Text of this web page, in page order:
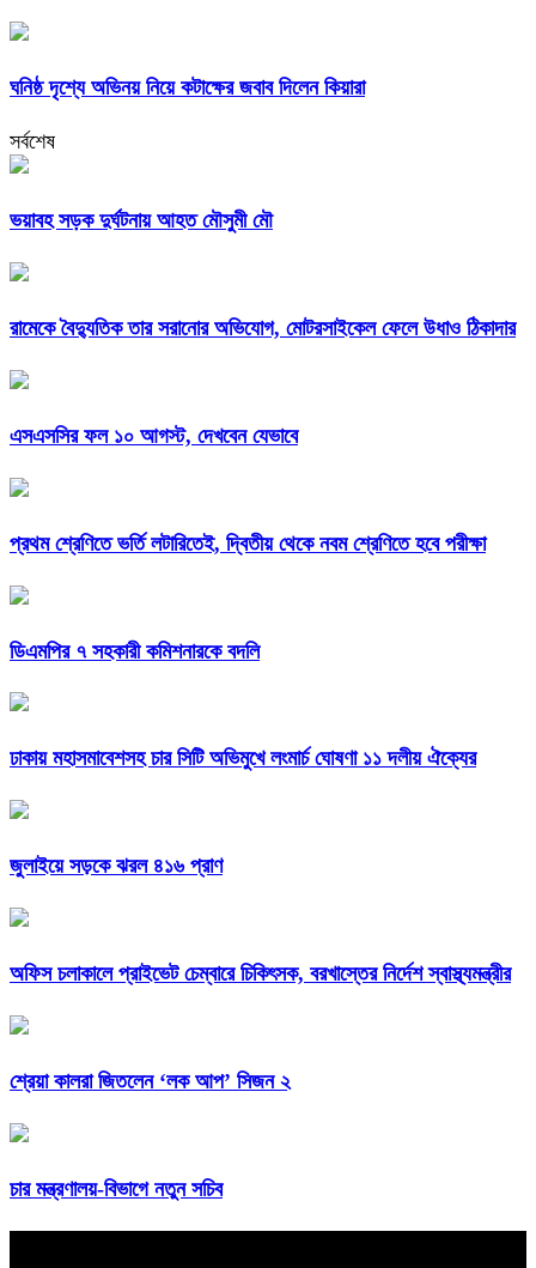
ঘনিষ্ঠ দৃশ্যে অভিনয় নিয়ে কটাক্ষের জবাব দিলেন কিয়ারা
সর্বশেষ
ভয়াবহ সড়ক দুর্ঘটনায় আহত মৌসুমী মৌ
রামেকে বৈদ্যুতিক তার সরানোর অভিযোগ, মোটরসাইকেল ফেলে উধাও ঠিকাদার
এসএসসির ফল ১০ আগস্ট, দেখবেন যেভাবে
প্রথম শ্রেণিতে ভর্তি লটারিতেই, দ্বিতীয় থেকে নবম শ্রেণিতে হবে পরীক্ষা
ডিএমপির ৭ সহকারী কমিশনারকে বদলি
ঢাকায় মহাসমাবেশসহ চার সিটি অভিমুখে লংমার্চ ঘোষণা ১১ দলীয় ঐক্যের
জুলাইয়ে সড়কে ঝরল ৪১৬ প্রাণ
অফিস চলাকালে প্রাইভেট চেম্বারে চিকিৎসক, বরখাস্তের নির্দেশ স্বাস্থ্যমন্ত্রীর
শ্রেয়া কালরা জিতলেন ‘লক আপ’ সিজন ২
চার মন্ত্রণালয়-বিভাগে নতুন সচিব